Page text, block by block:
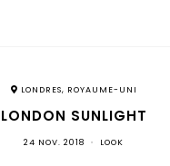
LONDRES, ROYAUME-UNI
LONDON SUNLIGHT
24 NOV. 2018 • LOOK